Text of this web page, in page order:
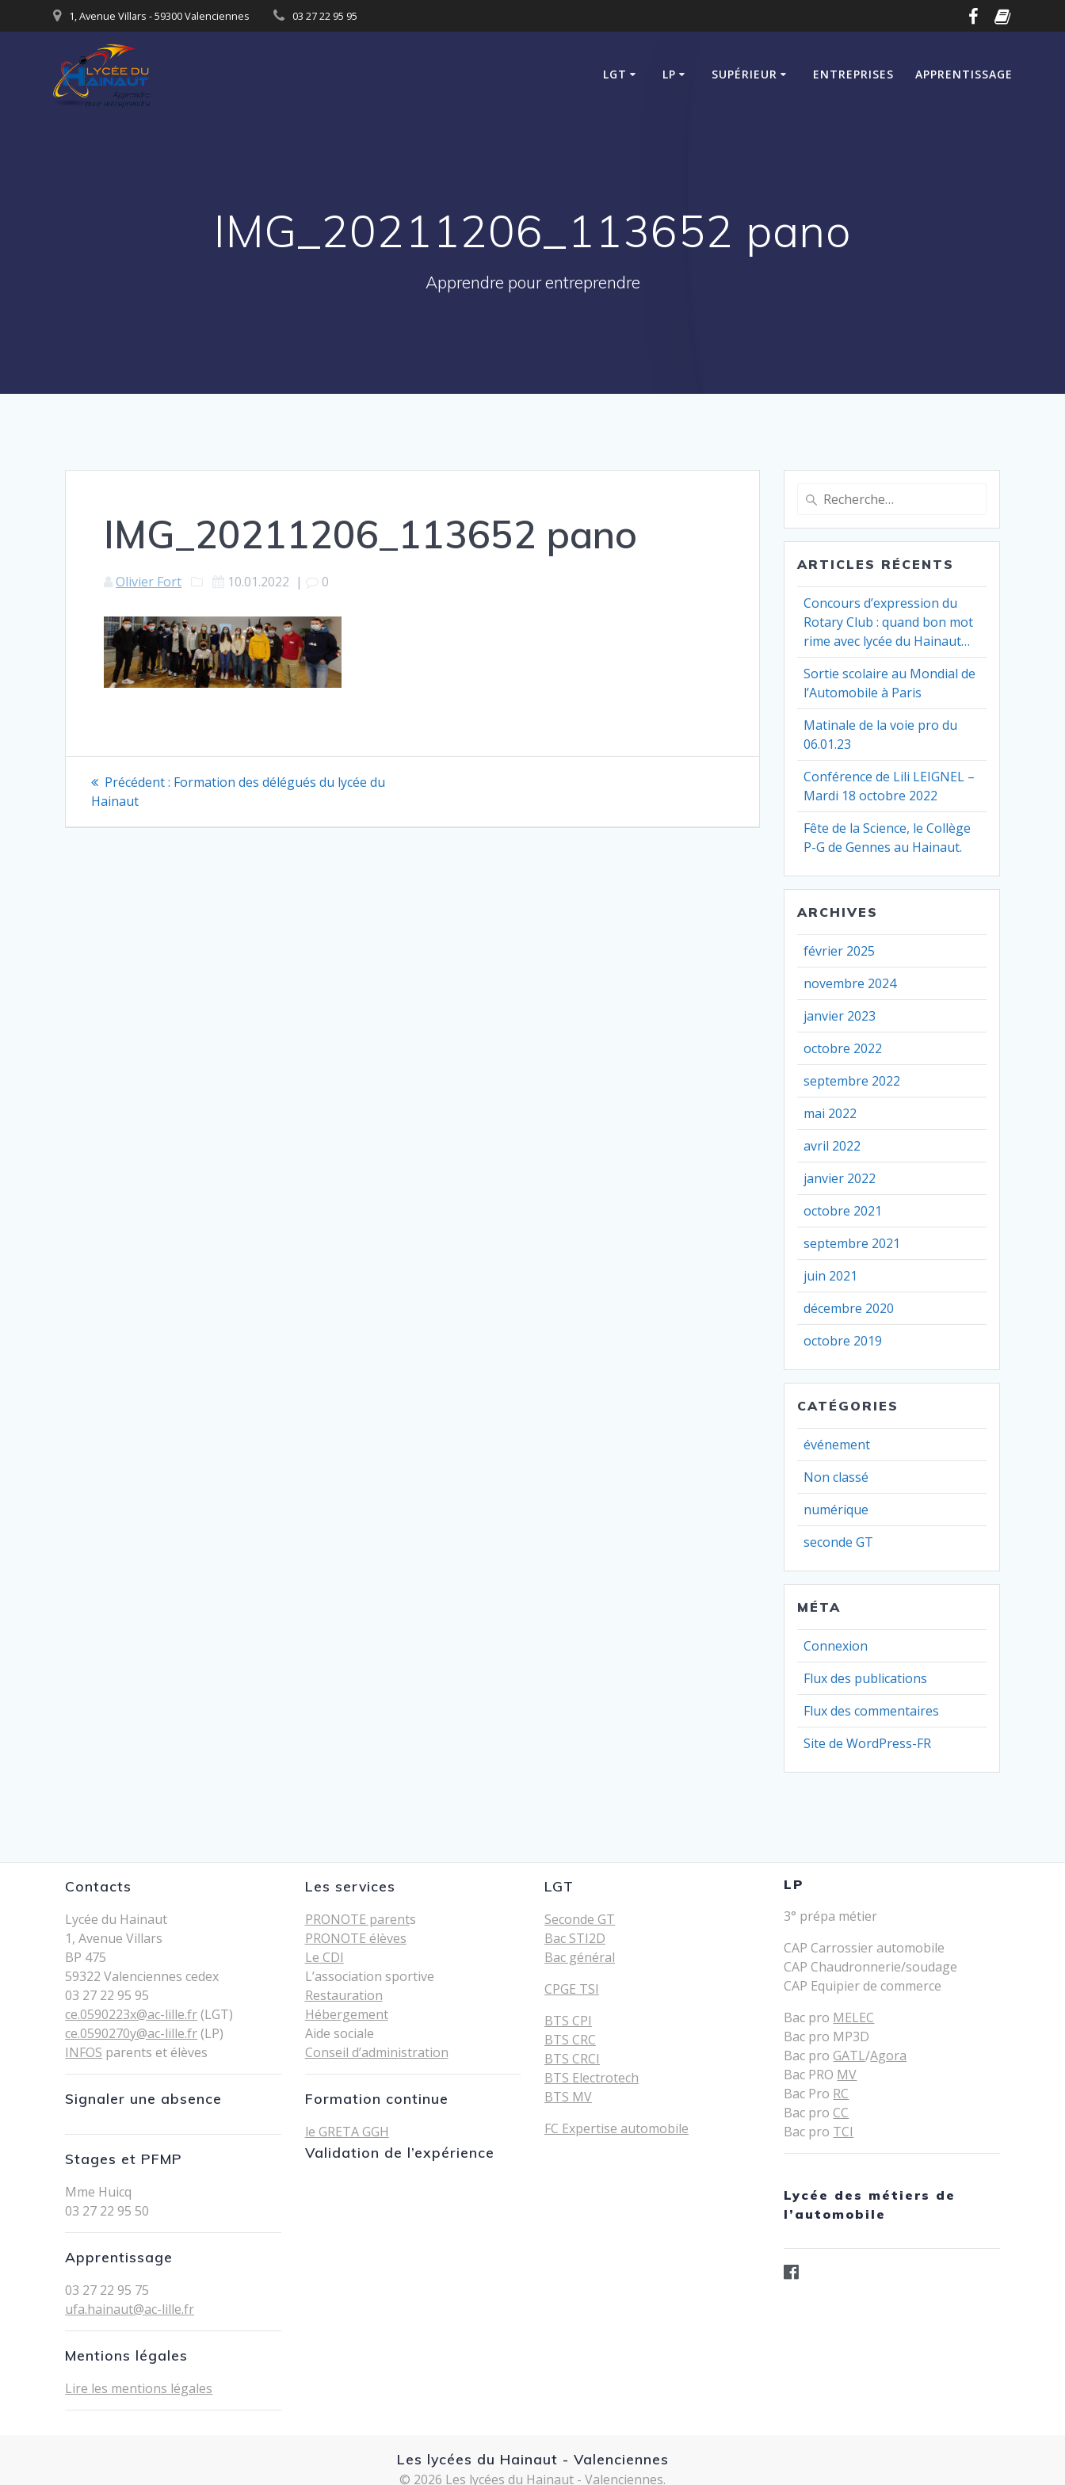
au
1, Avenue Villars - 59300 Valenciennes 03 27 22 95 95
LGT LP SUPÉRIEUR ENTREPRISES APPRENTISSAGE
IMG_20211206_113652 pano
Apprendre pour entreprendre
IMG_20211206_113652 pano
Olivier Fort 10.01.2022 | 0
Navigation
de
Précédent : Article
Formation des délégués du lycée du
Hainaut
Recherche
:
ARTICLES RÉCENTS
Concours d’expression du
Rotary Club : quand bon mot
rime avec lycée du Hainaut…
Sortie scolaire au Mondial de
l’Automobile à Paris
Matinale de la voie pro du
06.01.23
Conférence de Lili LEIGNEL –
Mardi 18 octobre 2022
Fête de la Science, le Collège
P-G de Gennes au Hainaut.
ARCHIVES
février 2025
novembre 2024
janvier 2023
octobre 2022
septembre 2022
mai 2022
avril 2022
janvier 2022
octobre 2021
septembre 2021
juin 2021
décembre 2020
octobre 2019
CATÉGORIES
événement
Non classé
numérique
seconde GT
MÉTA
Connexion
Flux des publications
Flux des commentaires
Site de WordPress-FR
Contacts
Lycée du Hainaut
1, Avenue Villars
BP 475
59322 Valenciennes cedex
03 27 22 95 95
ce.0590223x@ac-lille.fr(LGT)
ce.0590270y@ac-lille.fr(LP)
INFOS parents et élèves
Signaler une absence
Stages et PFMP
Mme Huicq
03 27 22 95 50
Apprentissage
03 27 22 95 75
ufa.hainaut@ac-lille.fr
Mentions légales
Lire les mentions légales
Les services
PRONOTE parents
PRONOTE élèves
Le CDI
L’association sportive
Restauration
Hébergement
Aide sociale
Conseil d’administration
Formation continue
le GRETA GGH
Validation de l’expérience
LGT
Seconde GT
Bac STI2D
Bac général
CPGE TSI
BTS CPI
BTS CRC
BTS CRCI
BTS Electrotech
BTS MV
FC Expertise automobile
LP
3° prépa métier
CAP Carrossier automobile
CAP Chaudronnerie/soudage
CAP Equipier de commerce
Bac pro MELEC
Bac pro MP3D
Bac pro GATL/Agora
Bac PRO MV
Bac Pro RC
Bac pro CC
Bac pro TCI
Lycée des métiers de
l’automobile
Les lycées du Hainaut - Valenciennes
© 2026 Les lycées du Hainaut - Valenciennes.